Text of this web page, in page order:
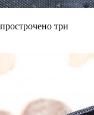
три